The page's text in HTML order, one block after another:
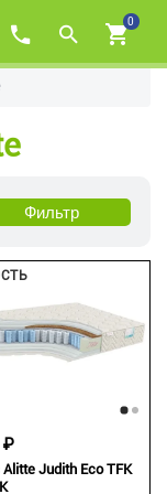
0
Фильтр
Judith Eco TFK
₽